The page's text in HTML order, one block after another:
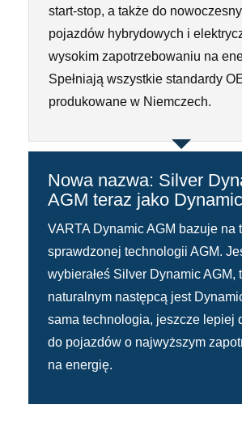
start-stop, a także do
pojazdów hybrydowych i
wysokim zapotrzebowaniu na
Spełniają wszystkie standardy
produkowane w Niemczech.
Nowa nazwa: Silver
AGM teraz jako
VARTA Dynamic AGM bazuje na
sprawdzonej technologii AGM.
wybierałeś Silver Dynamic AGM,
naturalnym następcą jest
sama technologia, jeszcze lepiej
do pojazdów o najwyższym
na energię.